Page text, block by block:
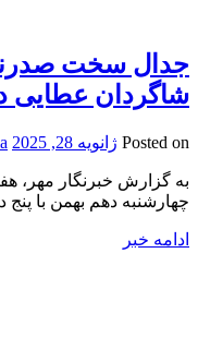
جدال سخت
شاگردان عطایی
Posted on ژانویه 28, 2025
به گزارش خبرنگار مهر،
چهارشنبه دهم بهمن با پنج
ادامه خبر